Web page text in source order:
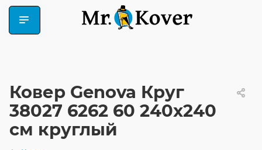
Ковер Genova Круг
38027 6262 60 240x240
см круглый